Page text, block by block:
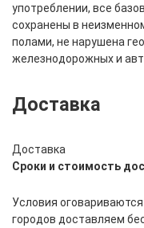
употреблении, все
сохранены в
полами, не нарушена
железнодорожных и
Доставка
Доставка
Сроки и стоимость
Условия
городов доставляем